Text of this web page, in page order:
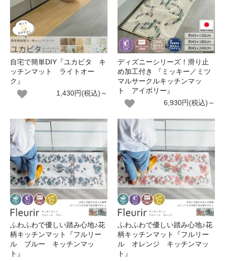
自宅で簡単DIY『ユカピタ キ
ッチンマット ライトオー
ク』
1,430円(税込)～
ディズニーシリーズ！滑り止
め加工付き 『ミッキー／ミツ
マルサークルキッチンマッ
ト アイボリー』
6,930円(税込)～
ふわふわで優しい踏み心地♪花
柄キッチンマット『フルリー
ル ブルー キッチンマッ
ト』
ふわふわで優しい踏み心地♪花
柄キッチンマット『フルリー
ル オレンジ キッチンマッ
ト』